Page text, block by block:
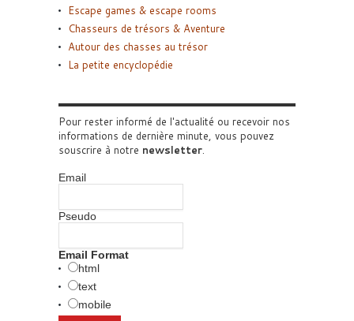
Escape games & escape rooms
Chasseurs de trésors & Aventure
Autour des chasses au trésor
La petite encyclopédie
Pour rester informé de l'actualité ou recevoir nos
informations de dernière minute, vous pouvez
souscrire à notre newsletter.
Email
Pseudo
Email Format
html
text
mobile